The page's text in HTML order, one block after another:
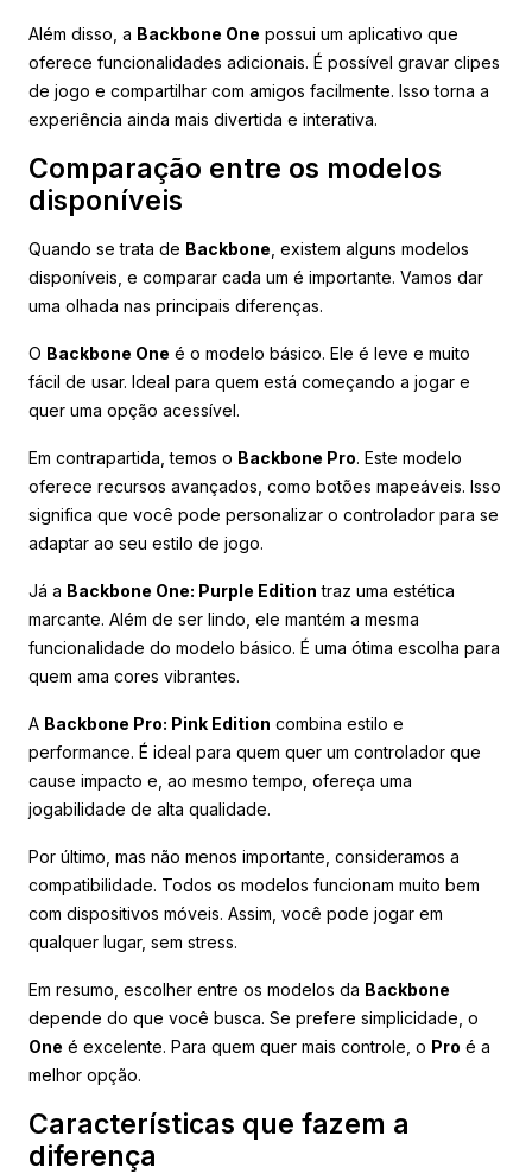
Além disso, a Backbone One possui um aplicativo que
oferece funcionalidades adicionais. É possível gravar clipes
de jogo e compartilhar com amigos facilmente. Isso torna a
experiência ainda mais divertida e interativa.
Comparação entre os modelos
disponíveis
Quando se trata de Backbone , existem alguns modelos
disponíveis, e comparar cada um é importante. Vamos dar
uma olhada nas principais diferenças.
O Backbone One é o modelo básico. Ele é leve e muito
fácil de usar. Ideal para quem está começando a jogar e
quer uma opção acessível.
Em contrapartida, temos o Backbone Pro. Este modelo
oferece recursos avançados, como botões mapeáveis. Isso
significa que você pode personalizar o controlador para se
adaptar ao seu estilo de jogo.
Já a Backbone One: Purple Edition traz uma estética
marcante. Além de ser lindo, ele mantém a mesma
funcionalidade do modelo básico. É uma ótima escolha para
quem ama cores vibrantes.
A Backbone Pro: Pink Edition combina estilo e
performance. É ideal para quem quer um controlador que
cause impacto e, ao mesmo tempo, ofereça uma
jogabilidade de alta qualidade.
Por último, mas não menos importante, consideramos a
compatibilidade. Todos os modelos funcionam muito bem
com dispositivos móveis. Assim, você pode jogar em
qualquer lugar, sem stress.
Em resumo, escolher entre os modelos da Backbone
depende do que você busca. Se prefere simplicidade, o
One é excelente. Para quem quer mais controle, o Pro é a
melhor opção.
Características que fazem a
diferença